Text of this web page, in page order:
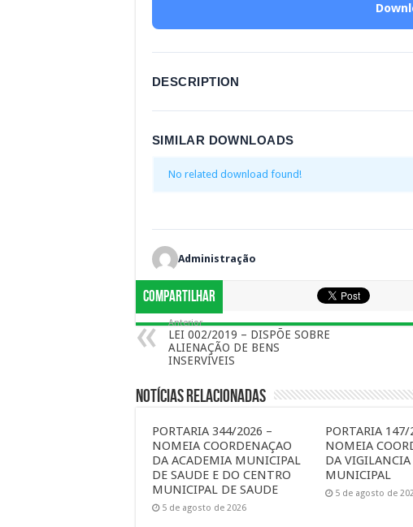
DESCRIPTION
SIMILAR DOWNLOADS
No related download found!
Administração
Compartilhar
Anterior
LEI 002/2019 – DISPÕE SOBRE
ALIENAÇÃO DE BENS
INSERVÍVEIS
Notícias Relacionadas
PORTARIA 344/2026 –
NOMEIA COORDENAÇAO
DA ACADEMIA MUNICIPAL
DE SAUDE E DO CENTRO
MUNICIPAL DE SAUDE
5 de agosto de 2026
PORTARIA 147/
NOMEIA
DA
MUNICIPAL
5 de agosto de